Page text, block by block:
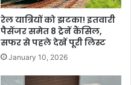
रेल यात्रियों को झटका! इतवारी
पैसेंजर समेत 8 ट्रेनें कैंसिल,
सफर से पहले देखें पूरी लिस्ट
January 10, 2026